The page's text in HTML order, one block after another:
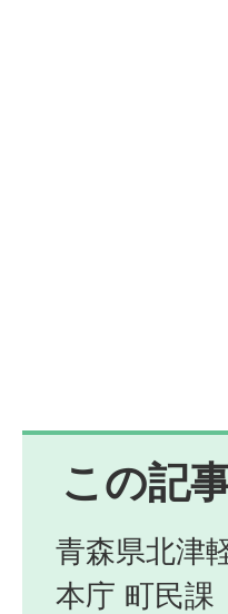
この記
青森県北津
本庁 町民課